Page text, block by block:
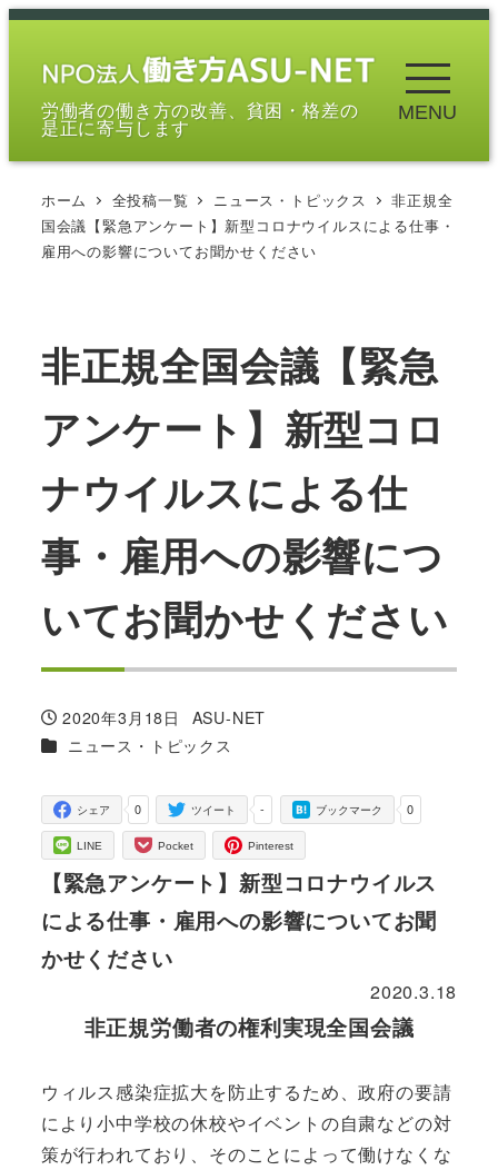
メ
労働者の働き方の改善、貧困・格差の
是正に寄与します
MENU
ホーム 全投稿一覧 ニュース・トピックス
非正規全
国会議【緊急アンケート】新型コロナウイルスによる仕事・
雇用への影響についてお聞かせください
非正規全国会議【緊急
アンケート】新型コロ
ナウイルスによる仕
事・雇用への影響につ
いてお聞かせください
投稿日
2020年3月18日
著
者
ASU-NET
カテゴリー
ニュース・トピックス
0
シェア -
ツイート 0
ブックマーク
LINE Pocket Pinterest
【緊急アンケート】新型コロナウイルス
による仕事・雇用への影響についてお聞
かせください
2020.3.18
非正規労働者の権利実現全国会議
ウィルス感染症拡大を防止するため、政府の要請
により小中学校の休校やイベントの自粛などの対
策が行われており、そのことによって働けなくな